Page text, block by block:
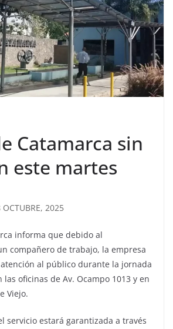
Catamarca sin
este martes
2025
informa que debido al
compañero de trabajo, la empresa
al público durante la jornada
oficinas de Av. Ocampo 1013 y en
Viejo.
servicio estará garantizada a través